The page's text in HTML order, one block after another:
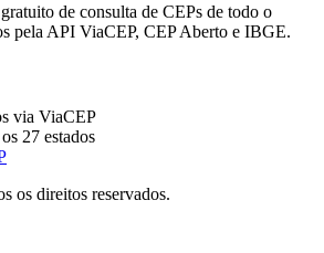
de consulta de CEPs de todo o
pela API ViaCEP, CEP Aberto e IBGE.
via ViaCEP
27 estados
os direitos reservados.